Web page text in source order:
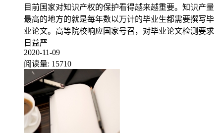
目前国家对知识产权的保护看得越来越重要。知识产量
最高的地方的就是每年数以万计的毕业生都需要撰写毕
业论文。高等院校响应国家号召，对毕业论文检测要求
日益严
2020-11-09
阅读量: 15710